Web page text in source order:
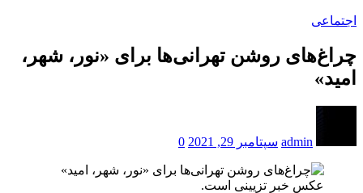
اجتماعی
چراغ‌های روشن تهرانی‌ها برای «نور، شهر،
امید»
admin سپتامبر 29, 2021 0
عکس خبر تزیینی است.